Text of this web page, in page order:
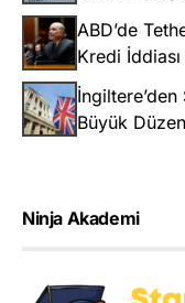
ABD’de
Kredi
Büyük
Ninja Akademi